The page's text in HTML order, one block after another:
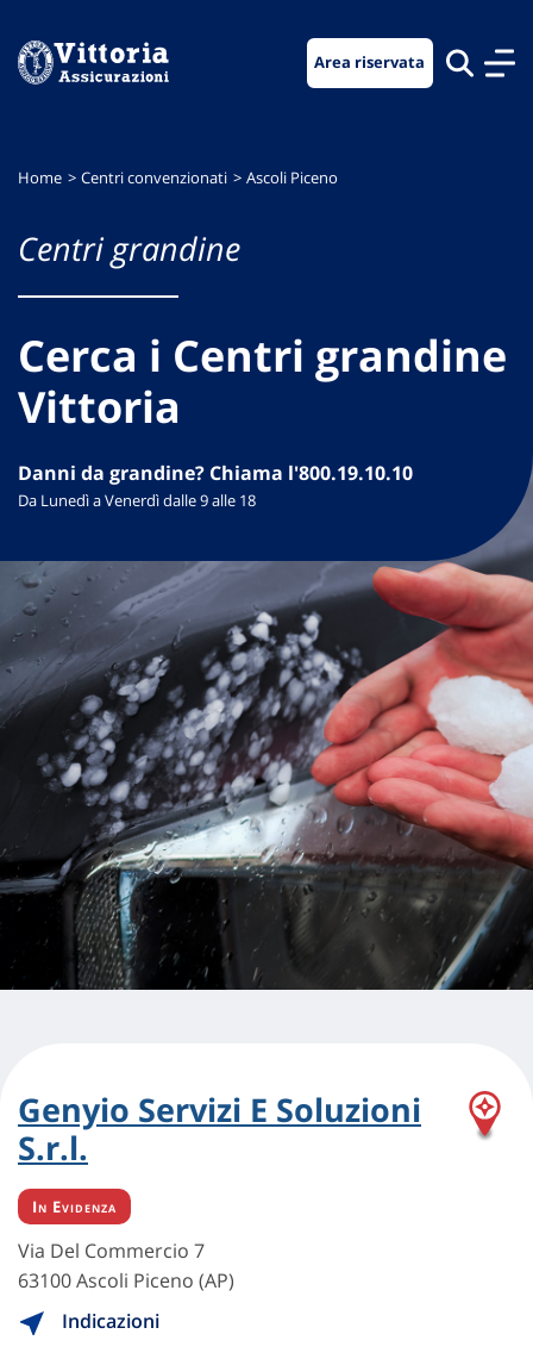
menu
contenuto
footer
Area riservata
Home Centri convenzionati Ascoli Piceno
Centri grandine
Cerca i Centri grandine
Vittoria
Danni da grandine? Chiama l'800.19.10.10
Da Lunedì a Venerdì dalle 9 alle 18
Genyio Servizi E Soluzioni
S.r.l.
In Evidenza
Via Del Commercio 7
63100 Ascoli Piceno (AP)
Indicazioni